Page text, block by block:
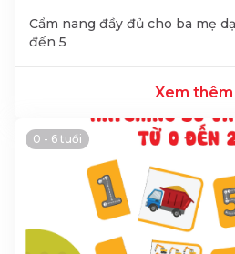
Cẩm nang đầy đủ cho ba mẹ
đến 5
Xem thêm
0 - 6 tuổi